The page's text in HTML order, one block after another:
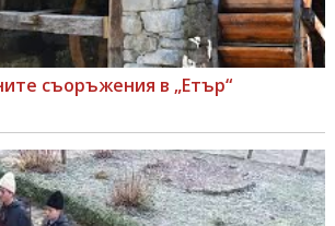
съоръжения в „Етър“